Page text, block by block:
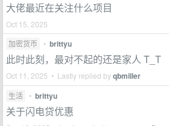
大佬最近在关注什么项目
Oct 15, 2025
加密货币
• brittyu
此时此刻，最对不起的还是家人 T_T
Oct 11, 2025 • Lastly replied byqbmiller
生活 • brittyu
关于闪电贷优惠